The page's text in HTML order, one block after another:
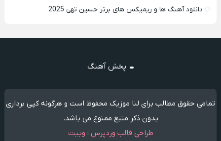
دانلود آهنگ ها و ریمیکس های برتر حسین تهی 2025
پخش آهنگ
تمامی حقوق مطالب برای لنا موزیک محفوظ است و هرگونه کپی برداری
بدون ذکر منبع ممنوع می باشد.
طراحی قالب وردپرس : وبیت